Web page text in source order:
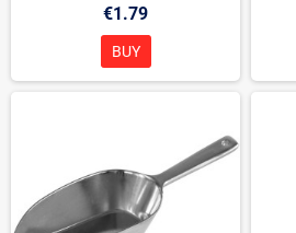
€1.79
BUY